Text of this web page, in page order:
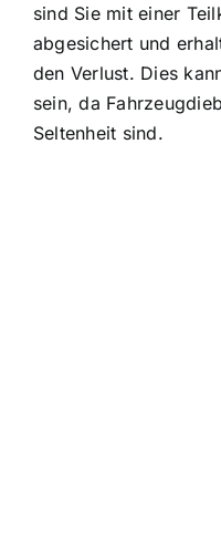
sind Sie mit einer
abgesichert und
den Verlust. Dies
sein, da
Seltenheit sind.